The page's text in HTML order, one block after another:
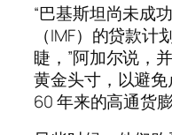
“巴基斯坦尚未成
（IMF）的贷款
睫，”阿加尔说，
黄金头寸，以避免
60 年来的高通货